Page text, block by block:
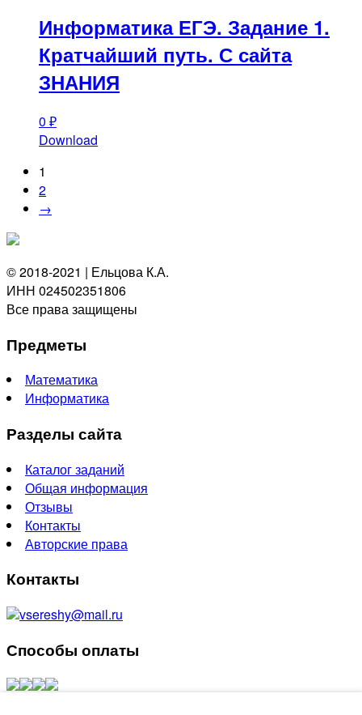
Информатика ЕГЭ. Задание 1.
Кратчайший путь. С сайта
ЗНАНИЯ
0 ₽
Download
1
2
→
© 2018-2021 | Ельцова К.А.
ИНН 024502351806
Все права защищены
Предметы
Математика
Информатика
Разделы сайта
Каталог заданий
Общая информация
Отзывы
Контакты
Авторские права
Контакты
vsereshy@mail.ru
Способы оплаты